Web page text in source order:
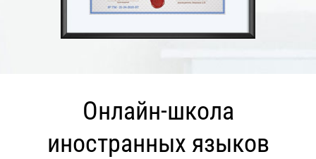
Онлайн-школа
иностранных языков